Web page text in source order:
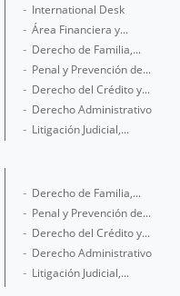
International Desk
Área Financiera y...
Derecho de Familia,...
Penal y Prevención de...
Derecho del Crédito y...
Derecho Administrativo
Litigación Judicial,...
Derecho de Familia,...
Penal y Prevención de...
Derecho del Crédito y...
Derecho Administrativo
Litigación Judicial,...